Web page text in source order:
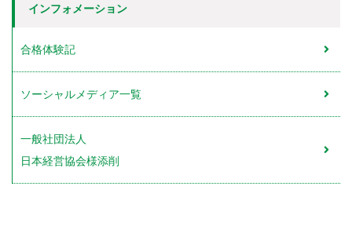
インフォメーション
合格体験記
ソーシャルメディア一覧
一般社団法人
日本経営協会様添削